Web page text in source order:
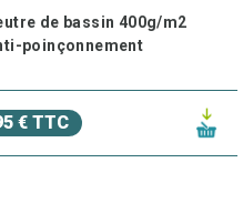
de bassin 400g/m2
poinçonnement
€ TTC